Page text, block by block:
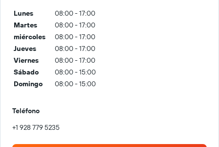
Lunes
08:00 - 17:00
Martes
08:00 - 17:00
miércoles
08:00 - 17:00
Jueves
08:00 - 17:00
Viernes
08:00 - 17:00
Sábado
08:00 - 15:00
Domingo
08:00 - 15:00
Teléfono
+1 928 779 5235